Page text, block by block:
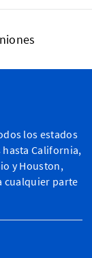
los estados
hasta California,
y Houston,
cualquier parte